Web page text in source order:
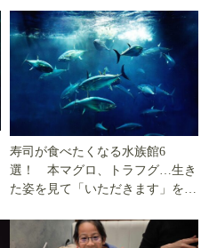
寿司が食べたくなる水族館6
選！ 本マグロ、トラフグ…生き
た姿を見て「いただきます」を考